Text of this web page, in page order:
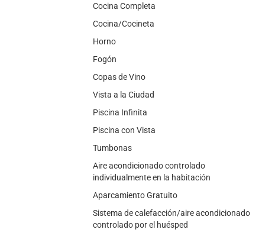
Cocina Completa
Cocina/Cocineta
Horno
Fogón
Copas de Vino
Vista a la Ciudad
Piscina Infinita
Piscina con Vista
Tumbonas
Aire acondicionado controlado
individualmente en la habitación
Aparcamiento Gratuito
Sistema de calefacción/aire acondicionado
controlado por el huésped